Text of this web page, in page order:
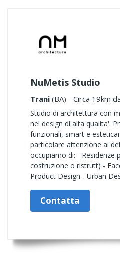
NuMetis Studio
Trani (BA) - Circa 19km
Studio di architettura con
nel design di alta qualita'.
funzionali, smart e
particolare attenzione ai
occupiamo di: - Residenze
costruzione o ristrutt) -
Product Design - Urban
Contatta